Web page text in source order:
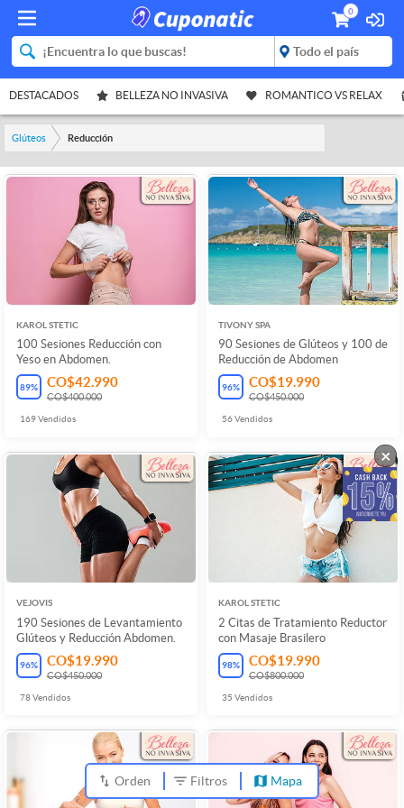
0
DESTACADOS BELLEZA NO INVASIVA ROMANTICO VS RELAX
Glúteos Reducción
KAROL STETIC
100 Sesiones Reducción con
Yeso en Abdomen.
89% CO$42.990
CO$400.000
169Vendidos
TIVONY SPA
90 Sesiones de Glúteos y 100 de
Reducción de Abdomen
96% CO$19.990
CO$450.000
56Vendidos
VEJOVIS
190 Sesiones de Levantamiento
Glúteos y Reducción Abdomen.
96% CO$19.990
CO$450.000
78Vendidos
KAROL STETIC
2 Citas de Tratamiento Reductor
con Masaje Brasilero
98% CO$19.990
CO$800.000
35 Vendidos
Orden Filtros Mapa
×